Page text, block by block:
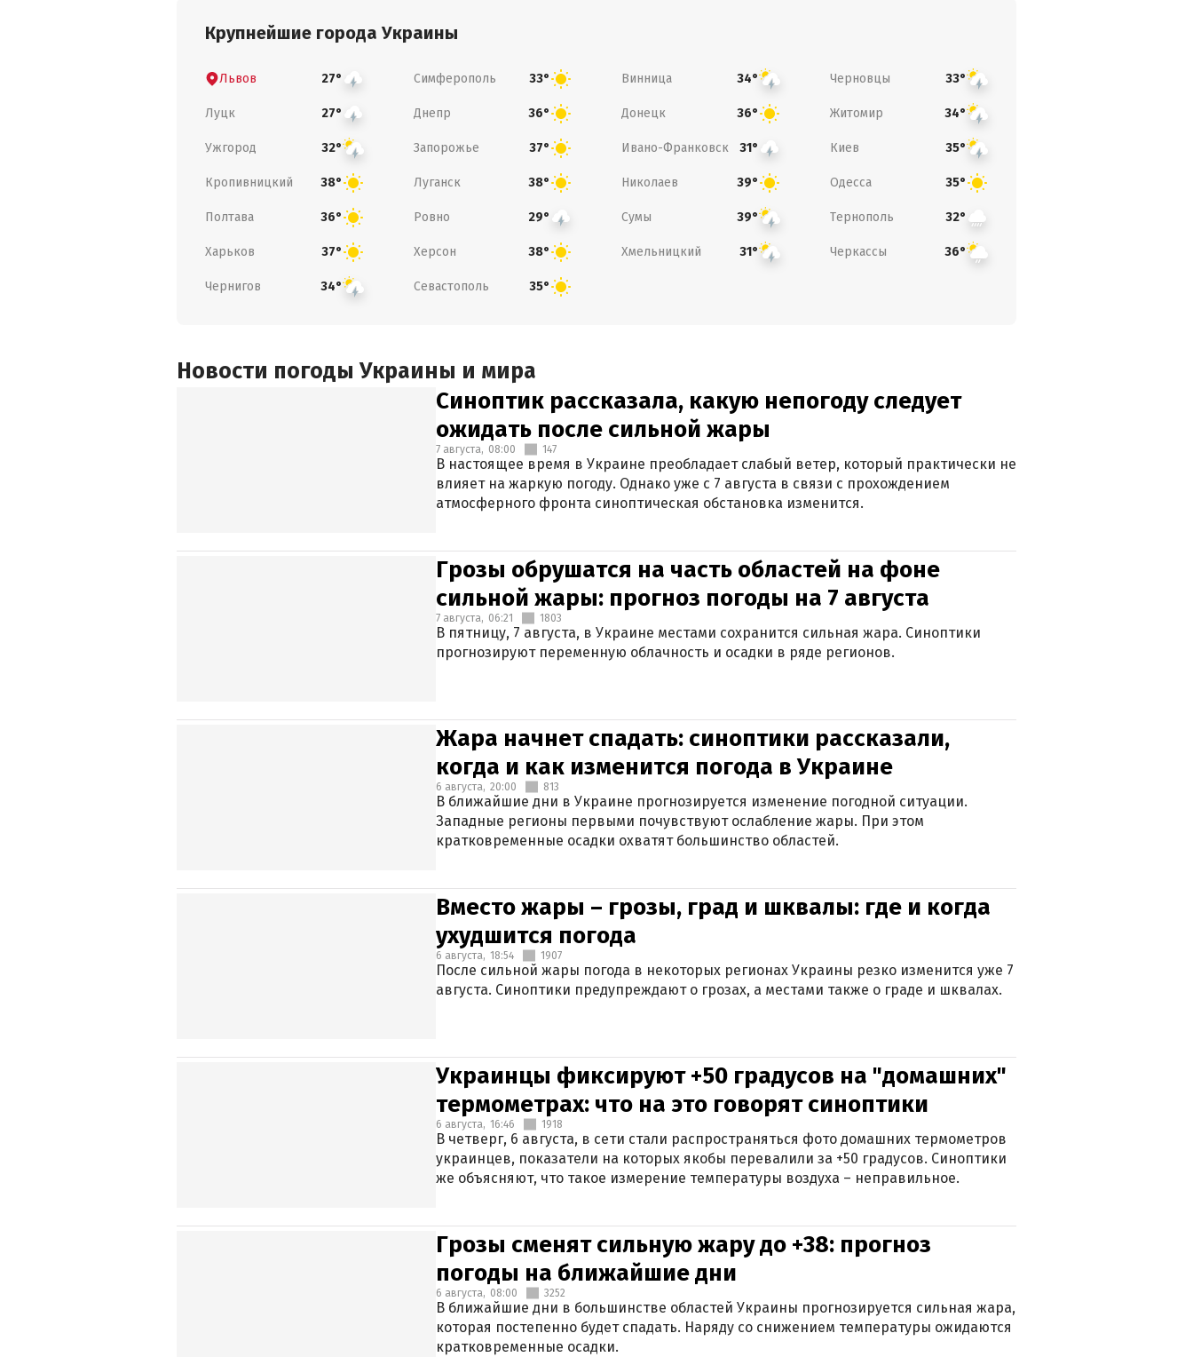
Крупнейшие города Украины
Львов 27° Симферополь 33° Винница 34° Черновцы 33°
Луцк 27° Днепр 36° Донецк 36° Житомир 34°
Ужгород 32° Запорожье 37° Ивано-Франковск 31° Киев 35°
Кропивницкий 38° Луганск 38° Николаев 39° Одесса 35°
Полтава 36° Ровно 29° Сумы 39° Тернополь 32°
Харьков 37° Херсон 38° Хмельницкий 31° Черкассы 36°
Чернигов 34° Севастополь 35°
Новости погоды Украины и мира
Синоптик рассказала, какую непогоду следует
ожидать после сильной жары
7 августа, 08:00 147
В настоящее время в Украине преобладает слабый ветер, который практически не
влияет на жаркую погоду. Однако уже с 7 августа в связи с прохождением
атмосферного фронта синоптическая обстановка изменится.
Грозы обрушатся на часть областей на фоне
сильной жары: прогноз погоды на 7 августа
7 августа, 06:21 1803
В пятницу, 7 августа, в Украине местами сохранится сильная жара. Синоптики
прогнозируют переменную облачность и осадки в ряде регионов.
Жара начнет спадать: синоптики рассказали,
когда и как изменится погода в Украине
6 августа, 20:00 813
В ближайшие дни в Украине прогнозируется изменение погодной ситуации.
Западные регионы первыми почувствуют ослабление жары. При этом
кратковременные осадки охватят большинство областей.
Вместо жары – грозы, град и шквалы: где и когда
ухудшится погода
6 августа, 18:54 1907
После сильной жары погода в некоторых регионах Украины резко изменится уже 7
августа. Синоптики предупреждают о грозах, а местами также о граде и шквалах.
Украинцы фиксируют +50 градусов на "домашних"
термометрах: что на это говорят синоптики
6 августа, 16:46 1918
В четверг, 6 августа, в сети стали распространяться фото домашних термометров
украинцев, показатели на которых якобы перевалили за +50 градусов. Синоптики
же объясняют, что такое измерение температуры воздуха – неправильное.
Грозы сменят сильную жару до +38: прогноз
погоды на ближайшие дни
6 августа, 08:00 3252
В ближайшие дни в большинстве областей Украины прогнозируется сильная жара,
которая постепенно будет спадать. Наряду со снижением температуры ожидаются
кратковременные осадки.